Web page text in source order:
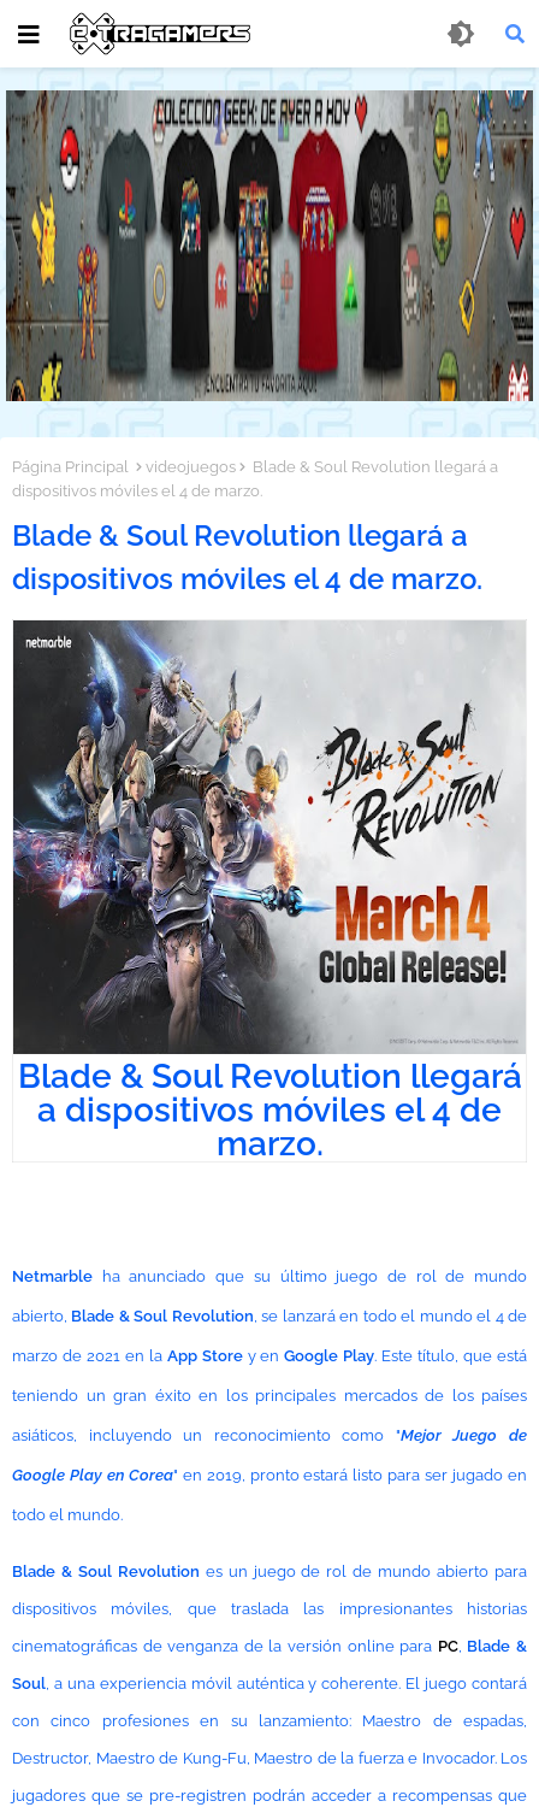
Página Principal videojuegos
Blade & Soul Revolution llegará a
dispositivos móviles el 4 de marzo.
Blade & Soul Revolution llegará a
dispositivos móviles el 4 de marzo.
Blade & Soul Revolution llegará
a dispositivos móviles el 4 de
marzo.
Netmarble ha anunciado que su último juego de rol de mundo
abierto, Blade & Soul Revolution, se lanzará en todo el mundo el 4 de
marzo de 2021 en la App Storey enGoogle Play. Este título, que está
teniendo un gran éxito en los principales mercados de los países
asiáticos, incluyendo un reconocimiento como "Mejor Juego de
Google Play en Corea" en 2019, pronto estará listo para ser jugado en
todo el mundo.
Blade & Soul Revolution es un juego de rol de mundo abierto para
dispositivos móviles, que traslada las impresionantes historias
cinematográficas de venganza de la versión online para PC, Blade &
Soul, a una experiencia móvil auténtica y coherente. El juego contará
con cinco profesiones en su lanzamiento: Maestro de espadas,
Destructor, Maestro de Kung-Fu, Maestro de la fuerza e Invocador. Los
jugadores que se pre-registren podrán acceder a recompensas que